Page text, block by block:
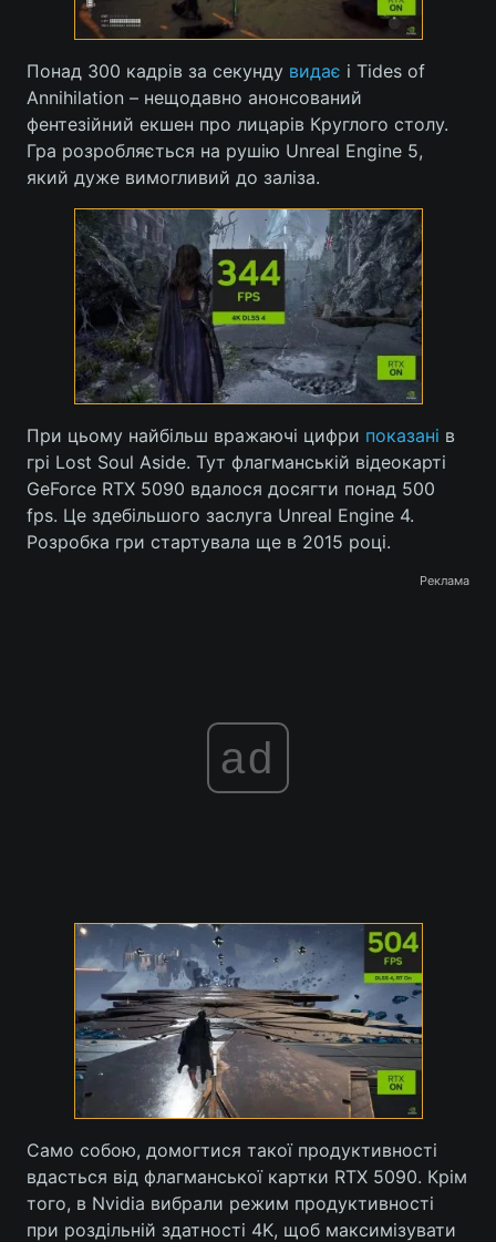
Лонгріди
Відео з Youtube Статті
Інтерв'ю Думки
Архів Вакансії
Контакти
Послуги
Тема оформлення
Понад 300 кадрів за секунду видає і Tides of
Annihilation – нещодавно анонсований
фентезійний екшен про лицарів Круглого столу.
Гра розробляється на рушію Unreal Engine 5,
який дуже вимогливий до заліза.
При цьому найбільш вражаючі цифри показані в
грі Lost Soul Aside. Тут флагманській відеокарті
GeForce RTX 5090 вдалося досягти понад 500
fps. Це здебільшого заслуга Unreal Engine 4.
Розробка гри стартувала ще в 2015 році.
Реклама
ad
Само собою, домогтися такої продуктивності
вдасться від флагманської картки RTX 5090. Крім
того, в Nvidia вибрали режим продуктивності
при роздільній здатності 4K, щоб максимізувати